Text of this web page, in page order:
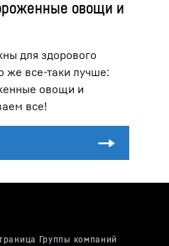
овощи и
для здорового
же все-таки лучше:
овощи и
все!